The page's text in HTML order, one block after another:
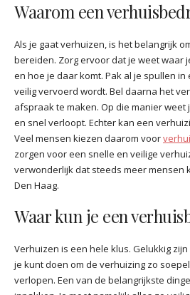
Waarom een
Als je gaat verhuizen, is het belangrijk
bereiden. Zorg ervoor dat je weet waar
en hoe je daar komt. Pak al je spullen
veilig vervoerd wordt. Bel daarna het
afspraak te maken. Op die manier
en snel verloopt. Echter kan een
Veel mensen kiezen daarom voor
zorgen voor een snelle en veilige
verwonderlijk dat steeds meer mensen
Den Haag.
Waar kun je een
Verhuizen is een hele klus. Gelukkig
je kunt doen om de verhuizing zo
verlopen. Een van de belangrijkste